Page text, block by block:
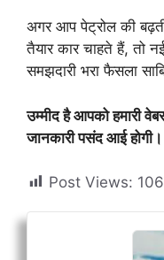
अगर आप पेट्रोल की
तैयार कार चाहते हैं,
समझदारी भरा फैसला
उम्मीद है आपको हमारी
जानकारी पसंद आई होगी।
Post Views: 106